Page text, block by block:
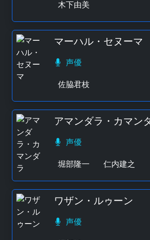
木下由美
マーハル・セヌーマ
声優
佐脇君枝
アマンダラ・カマン
声優
堀部隆一
仁内建之
ワザン・ルゥーン
声優